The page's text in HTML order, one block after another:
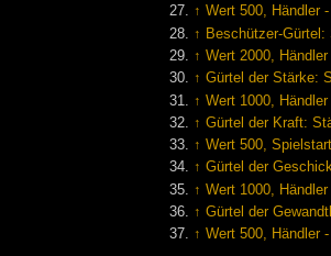
↑ Wert 500, Händler
↑ Beschützer-
↑ Wert 2000,
↑ Gürtel der Stärke:
↑ Wert 1000,
↑ Gürtel der Kraft:
↑ Wert 500,
↑ Gürtel der
↑ Wert 1000,
↑ Gürtel der
↑ Wert 500, Händler